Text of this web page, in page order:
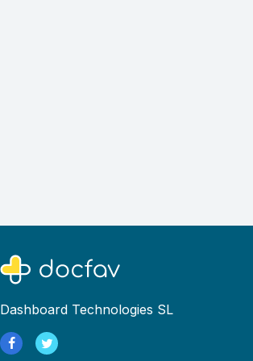
Dashboard Technologies SL